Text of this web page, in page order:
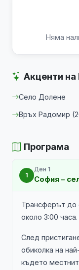
Няма
Акценти
Село Долене
Връх Радомир
Програма
1
Ден 1
София –
Трансферът до
около 3:00 часа.
След
обиколка на
където